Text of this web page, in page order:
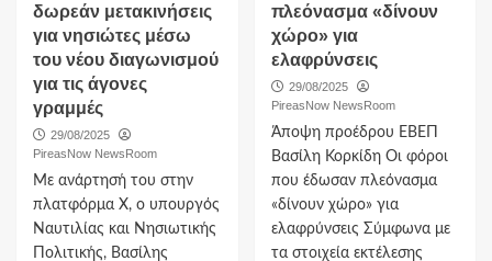
δωρεάν μετακινήσεις
για νησιώτες μέσω
του νέου διαγωνισμού
για τις άγονες
γραμμές
29/08/2025
PireasNow NewsRoom
Με ανάρτησή του στην
πλατφόρμα Χ, ο υπουργός
Ναυτιλίας και Νησιωτικής
Πολιτικής, Βασίλης
πλεόνασμα «δίνουν
χώρο» για
ελαφρύνσεις
29/08/2025
PireasNow NewsRoom
Άποψη προέδρου ΕΒΕΠ
Βασίλη Κορκίδη Οι φόροι
που έδωσαν πλεόνασμα
«δίνουν χώρο» για
ελαφρύνσεις Σύμφωνα με
τα στοιχεία εκτέλεσης